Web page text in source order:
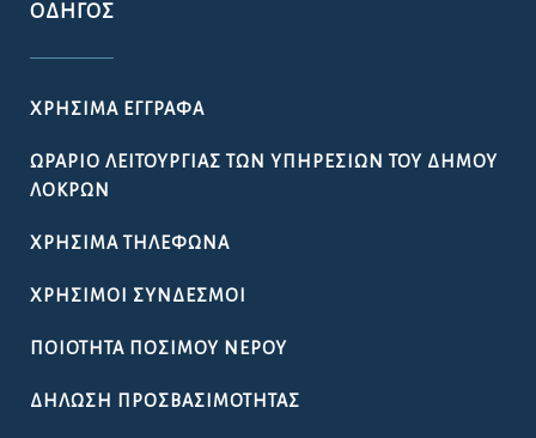
ΟΔΗΓΌΣ
ΧΡΉΣΙΜΑ ΈΓΓΡΑΦΑ
ΩΡΆΡΙΟ ΛΕΙΤΟΥΡΓΊΑΣ ΤΩΝ ΥΠΗΡΕΣΙΏΝ ΤΟΥ ΔΉΜΟΥ
ΛΟΚΡΏΝ
ΧΡΉΣΙΜΑ ΤΗΛΈΦΩΝΑ
ΧΡΉΣΙΜΟΙ ΣΎΝΔΕΣΜΟΙ
ΠΟΙΌΤΗΤΑ ΠΌΣΙΜΟΥ ΝΕΡΟΎ
ΔΉΛΩΣΗ ΠΡΟΣΒΑΣΙΜΌΤΗΤΑΣ